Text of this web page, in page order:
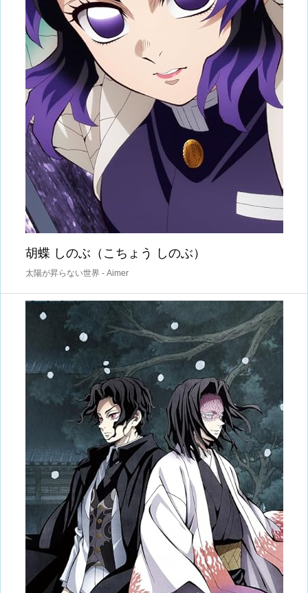
胡蝶 しのぶ（こちょう しのぶ）
太陽が昇らない世界 - Aimer